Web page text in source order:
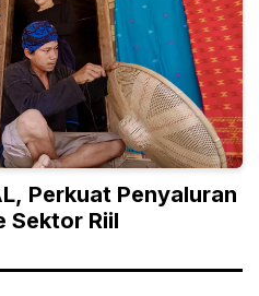
Perkuat Penyaluran
Sektor Riil